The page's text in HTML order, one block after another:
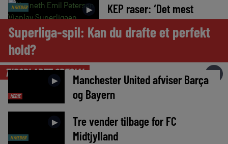
NYHEDER ►
KEP raser: ‘Det mest
uambitiøse, jeg har hørt’
TIPSBLADET SPECIAL ►
Superliga-spil: Kan du drafte et perfekt
hold?
MEDIE
►
Manchester United afviser Barça
og Bayern
NYHEDER
►
Tre vender tilbage for FC
Midtjylland